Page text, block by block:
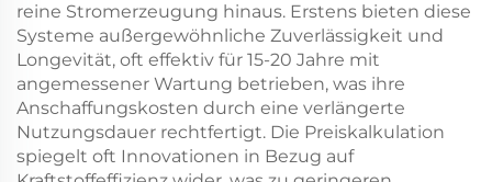
reine Stromerzeugung hinaus. Erstens bieten diese
Systeme außergewöhnliche Zuverlässigkeit und
Longevität, oft effektiv für 15-20 Jahre mit
angemessener Wartung betrieben, was ihre
Anschaffungskosten durch eine verlängerte
Nutzungsdauer rechtfertigt. Die Preiskalkulation
spiegelt oft Innovationen in Bezug auf